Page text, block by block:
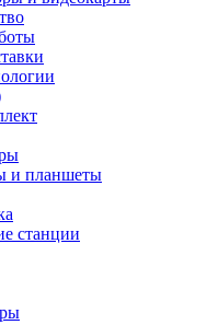
и планшеты
станции